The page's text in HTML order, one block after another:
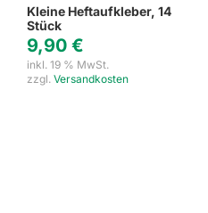
Kleine Heftaufkleber, 14
Stück
9,90 €
inkl. 19 % MwSt.
zzgl. Versandkosten